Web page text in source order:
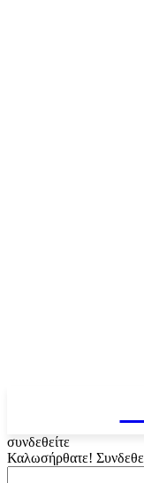
συνδεθείτε
Καλωσήρθατε!